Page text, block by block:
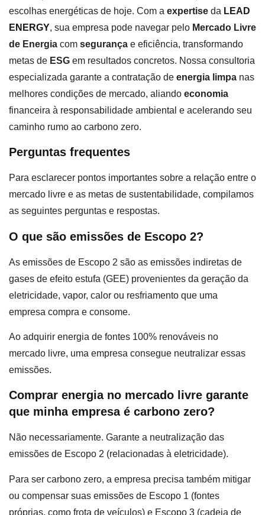
escolhas energéticas de hoje. Com a expertise da LEAD
ENERGY, sua empresa pode navegar pelo Mercado Livre
de Energia com segurança e eficiência, transformando
metas de ESG em resultados concretos. Nossa consultoria
especializada garante a contratação de energia limpa nas
melhores condições de mercado, aliando economia
financeira à responsabilidade ambiental e acelerando seu
caminho rumo ao carbono zero.
Perguntas frequentes
Para esclarecer pontos importantes sobre a relação entre o
mercado livre e as metas de sustentabilidade, compilamos
as seguintes perguntas e respostas.
O que são emissões de Escopo 2?
As emissões de Escopo 2 são as emissões indiretas de
gases de efeito estufa (GEE) provenientes da geração da
eletricidade, vapor, calor ou resfriamento que uma
empresa compra e consome.
Ao adquirir energia de fontes 100% renováveis no
mercado livre, uma empresa consegue neutralizar essas
emissões.
Comprar energia no mercado livre garante
que minha empresa é carbono zero?
Não necessariamente. Garante a neutralização das
emissões de Escopo 2 (relacionadas à eletricidade).
Para ser carbono zero, a empresa precisa também mitigar
ou compensar suas emissões de Escopo 1 (fontes
próprias, como frota de veículos) e Escopo 3 (cadeia de